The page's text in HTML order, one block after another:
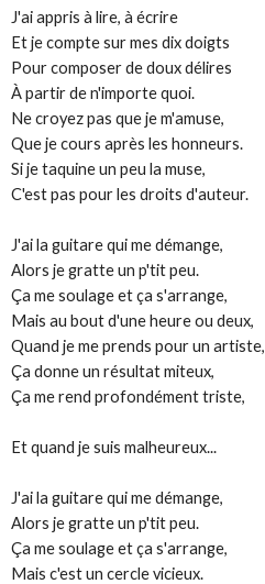
J'ai appris à lire, à écrire
Et je compte sur mes dix doigts
Pour composer de doux délires
À partir de n'importe quoi.
Ne croyez pas que je m'amuse,
Que je cours après les honneurs.
Si je taquine un peu la muse,
C'est pas pour les droits d'auteur.
J'ai la guitare qui me démange,
Alors je gratte un p'tit peu.
Ça me soulage et ça s'arrange,
Mais au bout d'une heure ou deux,
Quand je me prends pour un artiste,
Ça donne un résultat miteux,
Ça me rend profondément triste,
Et quand je suis malheureux...
J'ai la guitare qui me démange,
Alors je gratte un p'tit peu.
Ça me soulage et ça s'arrange,
Mais c'est un cercle vicieux.